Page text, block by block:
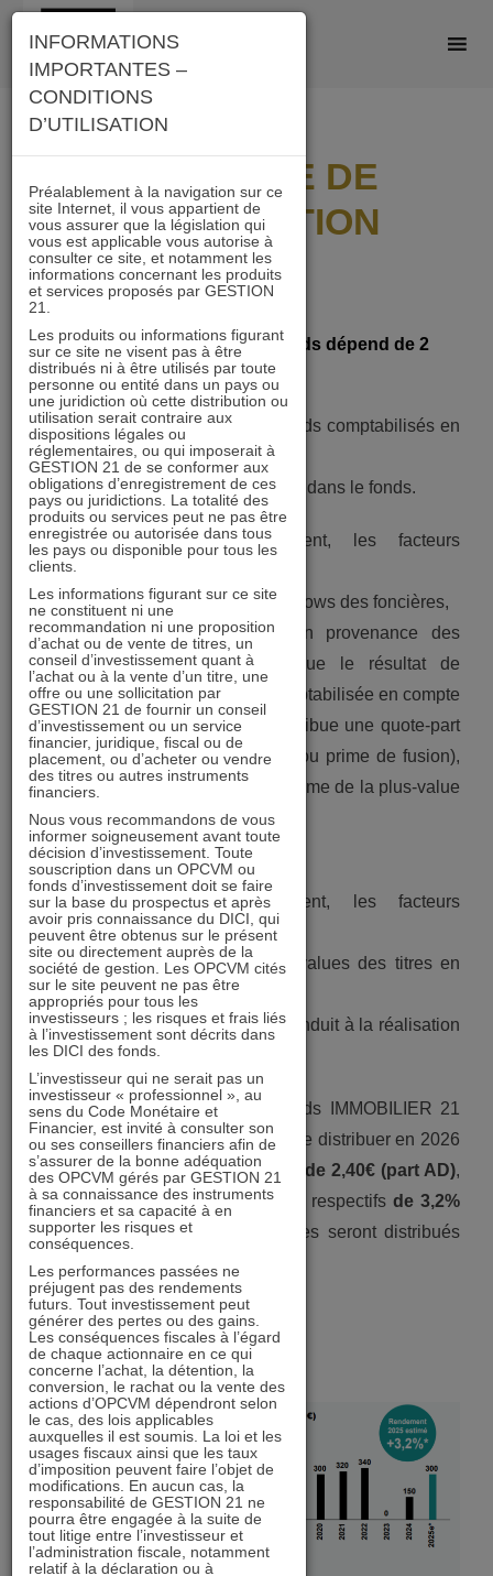
Skip
content
POLITIQUE DE
DISTRIBUTION
La capacité distributive d’un fonds dépend de 2
éléments indépendants :
1.Les dividendes reçus par le fonds comptabilisés en
compte de revenu,
2.Les plus-values nettes réalisées dans le fonds.
Concernant le premier élément, les facteurs
déterminants sont :
– Le taux de distribution des cash-fows des foncières,
– L’origine de la distribution en provenance des
foncières. Si la foncière distribue le résultat de
l’exercice, la distribution sera comptabilisée en compte
de revenu. Par contre, si elle distribue une quote-part
de son capital (prime d’émission ou prime de fusion),
la distribution sera considérée comme de la plus-value
pour le fonds,
– Le niveau des frais de gestion.
Concernant le second élément, les facteurs
déterminants sont :
– L’existence de plus ou moins-values des titres en
portefeuille,
– La rotation du portefeuille qui conduit à la réalisation
de ces plus ou moins-values.
Au titre de l’année 2025
, le fonds IMMOBILIER 21
prévoit (hors événement majeur) de distribuer en 2026
un dividende de300€ (part ID) et de 2,40€ (part AD),
soit des rendements prévisionnels respectifsde 3,2%
et 2,7% . Ces prochains dividendes seront distribués
au plus tard fin mai 2026.
Historique de distribution
INFORMATIONS
IMPORTANTES –
CONDITIONS
D’UTILISATION
Préalablement à la navigation sur ce
site Internet, il vous appartient de
vous assurer que la législation qui
vous est applicable vous autorise à
consulter ce site, et notamment les
informations concernant les produits
et services proposés par GESTION
21.
Les produits ou informations figurant
sur ce site ne visent pas à être
distribués ni à être utilisés par toute
personne ou entité dans un pays ou
une juridiction où cette distribution ou
utilisation serait contraire aux
dispositions légales ou
réglementaires, ou qui imposerait à
GESTION 21 de se conformer aux
obligations d’enregistrement de ces
pays ou juridictions. La totalité des
produits ou services peut ne pas être
enregistrée ou autorisée dans tous
les pays ou disponible pour tous les
clients.
Les informations figurant sur ce site
ne constituent ni une
recommandation ni une proposition
d’achat ou de vente de titres, un
conseil d’investissement quant à
l’achat ou à la vente d’un titre, une
offre ou une sollicitation par
GESTION 21 de fournir un conseil
d’investissement ou un service
financier, juridique, fiscal ou de
placement, ou d’acheter ou vendre
des titres ou autres instruments
financiers.
Nous vous recommandons de vous
informer soigneusement avant toute
décision d’investissement. Toute
souscription dans un OPCVM ou
fonds d’investissement doit se faire
sur la base du prospectus et après
avoir pris connaissance du DICI, qui
peuvent être obtenus sur le présent
site ou directement auprès de la
société de gestion. Les OPCVM cités
sur le site peuvent ne pas être
appropriés pour tous les
investisseurs ; les risques et frais liés
à l’investissement sont décrits dans
les DICI des fonds.
L’investisseur qui ne serait pas un
investisseur « professionnel », au
sens du Code Monétaire et
Financier, est invité à consulter son
ou ses conseillers financiers afin de
s’assurer de la bonne adéquation
des OPCVM gérés par GESTION 21
à sa connaissance des instruments
financiers et sa capacité à en
supporter les risques et
conséquences.
Les performances passées ne
préjugent pas des rendements
futurs. Tout investissement peut
générer des pertes ou des gains.
Les conséquences fiscales à l’égard
de chaque actionnaire en ce qui
concerne l’achat, la détention, la
conversion, le rachat ou la vente des
actions d’OPCVM dépendront selon
le cas, des lois applicables
auxquelles il est soumis. La loi et les
usages fiscaux ainsi que les taux
d’imposition peuvent faire l’objet de
modifications. En aucun cas, la
responsabilité de GESTION 21 ne
pourra être engagée à la suite de
tout litige entre l’investisseur et
l’administration fiscale, notamment
relatif à la déclaration ou à